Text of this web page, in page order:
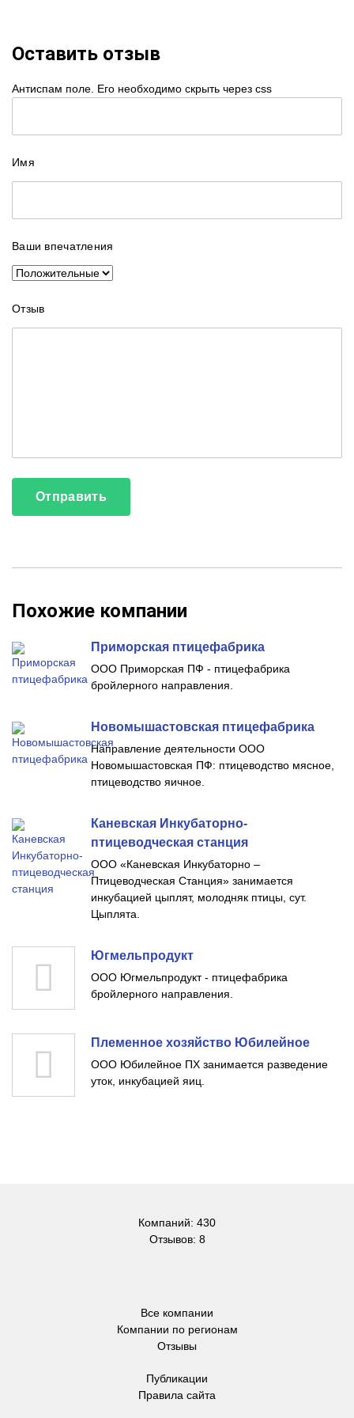
Оставить отзыв
Антиспам поле. Его необходимо скрыть через css
Имя
Ваши впечатления
Отзыв
Похожие компании
Приморская птицефабрика
ООО Приморская ПФ - птицефабрика
бройлерного направления.
Новомышастовская птицефабрика
Направление деятельности ООО
Новомышастовская ПФ: птицеводство мясное,
птицеводство яичное.
Каневская Инкубаторно-
птицеводческая станция
ООО «Каневская Инкубаторно –
Птицеводческая Станция» занимается
инкубацией цыплят, молодняк птицы, сут.
Цыплята.
Югмельпродукт
ООО Югмельпродукт - птицефабрика
бройлерного направления.
Племенное хозяйство Юбилейное
ООО Юбилейное ПХ занимается разведение
уток, инкубацией яиц.
Компаний: 430
Отзывов: 8
Все компании
Компании по регионам
Отзывы
Публикации
Правила сайта